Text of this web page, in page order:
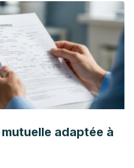
NBK19961/
adaptée à